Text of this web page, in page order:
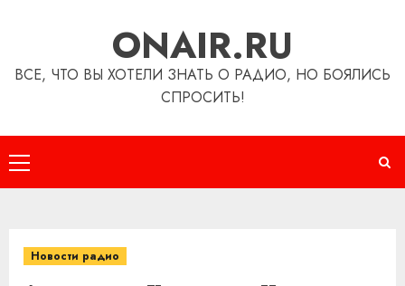
ONAIR.RU
ВСЕ, ЧТО ВЫ ХОТЕЛИ ЗНАТЬ О РАДИО, НО БОЯЛИСЬ
СПРОСИТЬ!
Основное
меню
Новости радио